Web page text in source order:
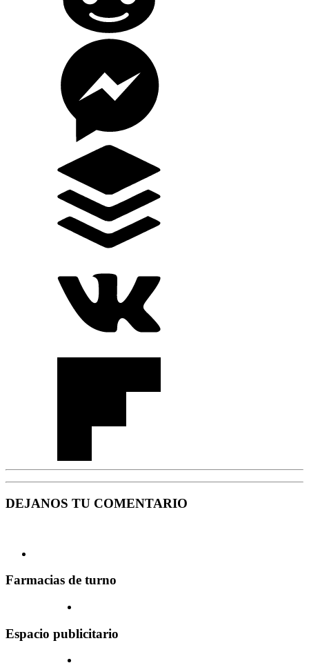
DEJANOS TU COMENTARIO
Farmacias de turno
Espacio publicitario